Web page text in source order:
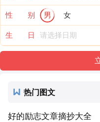
性 别 男 女
生 日
热门图文
好的励志文章摘抄大全